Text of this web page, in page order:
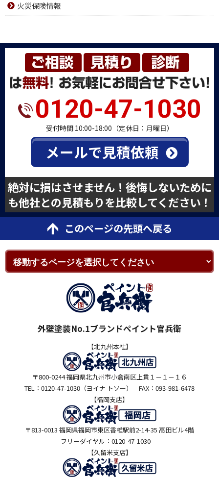
火災保険情報
0120-47-1030
受付時間 10:00-18:00（定休日：月曜日）
メールで見積依頼
絶対に損はさせません！後悔しないために
も他社との見積もりを比較してください！
このページの先頭へ戻る
外壁塗装No.1ブランドペイント官兵衛
【北九州本社】
〒800-0244 福岡県北九州市小倉南区上貫１－１－１６
TEL：0120-47-1030（ヨイナ トソー） FAX：093-981-6478
【福岡支店】
〒813-0013 福岡県福岡市東区香椎駅前2-14-35 高田ビル4階
フリーダイヤル：0120-47-1030
【久留米支店】